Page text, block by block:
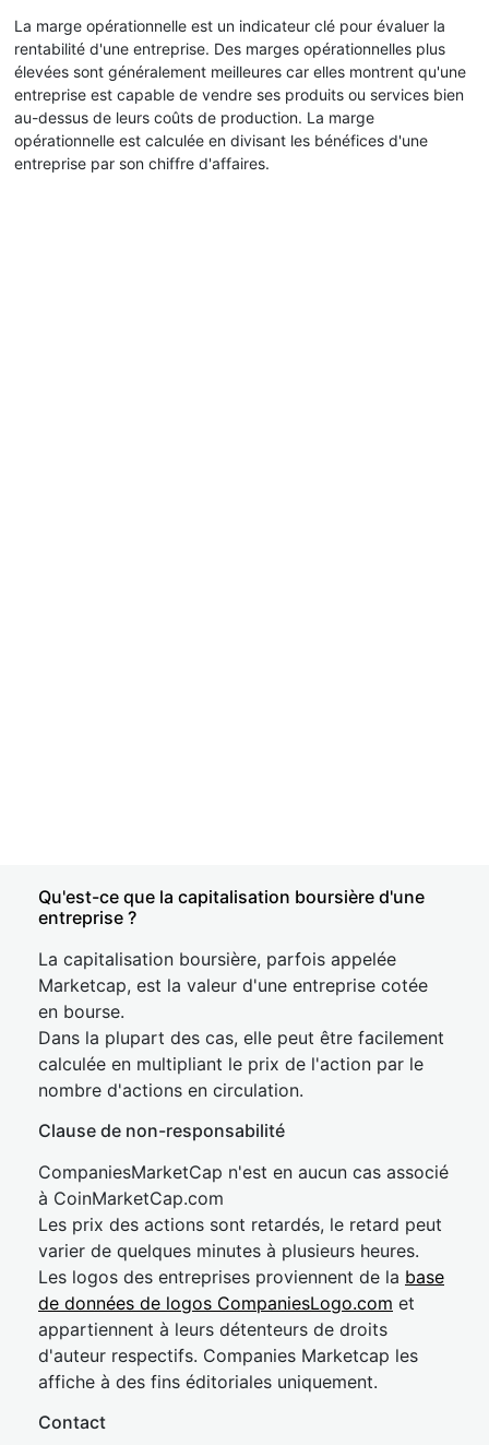
La marge opérationnelle est un indicateur clé pour évaluer la
rentabilité d'une entreprise. Des marges opérationnelles plus
élevées sont généralement meilleures car elles montrent qu'une
entreprise est capable de vendre ses produits ou services bien
au-dessus de leurs coûts de production. La marge
opérationnelle est calculée en divisant les bénéfices d'une
entreprise par son chiffre d'affaires.
Qu'est-ce que la capitalisation boursière d'une
entreprise ?
La capitalisation boursière, parfois appelée
Marketcap, est la valeur d'une entreprise cotée
en bourse.
Dans la plupart des cas, elle peut être facilement
calculée en multipliant le prix de l'action par le
nombre d'actions en circulation.
Clause de non-responsabilité
CompaniesMarketCap n'est en aucun cas associé
à CoinMarketCap.com
Les prix des actions sont retardés, le retard peut
varier de quelques minutes à plusieurs heures.
Les logos des entreprises proviennent de la base
de données de logos CompaniesLogo.com et
appartiennent à leurs détenteurs de droits
d'auteur respectifs. Companies Marketcap les
affiche à des fins éditoriales uniquement.
Contact